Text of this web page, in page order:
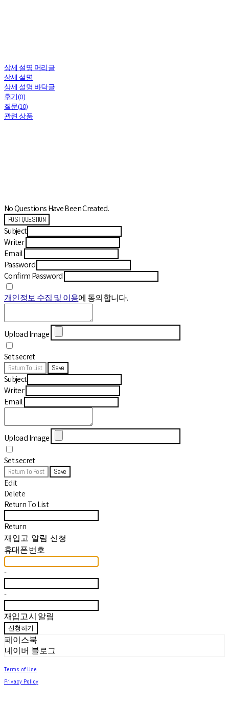
상세 설명 머리글
상세 설명
상세 설명 바닥글
후기(0)
질문(10)
관련 상품
No Questions Have Been Created.
POST QUESTION
Subject
Writer
Email
Password
Confirm Password
개인정보 수집 및 이용에 동의합니다.
Upload Image
Set secret
Return To List Save
Subject
Writer
Email
Upload Image
Set secret
Return To Post Save
Edit
Delete
Return To List
Return
재입고 알림 신청
휴대폰 번호
-
-
재입고 시 알림
신청하기
페이스북
네이버 블로그
Terms of Use
Privacy Policy